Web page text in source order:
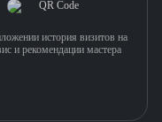
история визитов на
и рекомендации мастера